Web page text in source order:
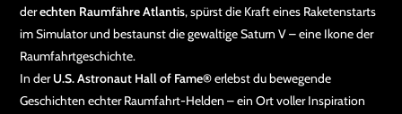
derechten Raumfähre Atlantis, spürst die Kraft eines Raketenstarts
im Simulator und bestaunst die gewaltige Saturn V – eine Ikone der
Raumfahrtgeschichte.
In derU.S. Astronaut Hall of Fame®erlebst du bewegende
Geschichten echter Raumfahrt-Helden – ein Ort voller Inspiration